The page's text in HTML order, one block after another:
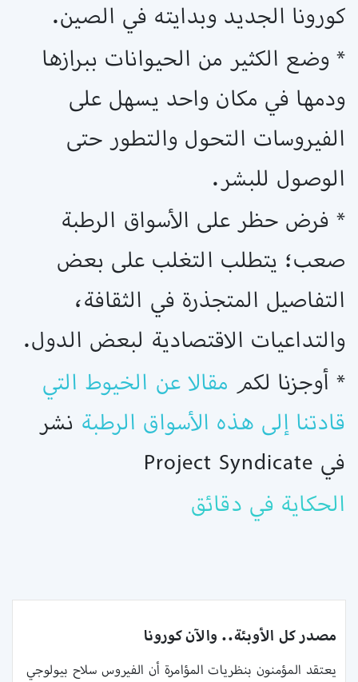
كورونا الجديد وبدايته في الصين.
* وضع الكثير من الحيوانات ببرازها
ودمها في مكان واحد يسهل على
الفيروسات التحول والتطور حتى
الوصول للبشر.
* فرض حظر على الأسواق الرطبة
صعب؛ يتطلب التغلب على بعض
التفاصيل المتجذرة في الثقافة،
والتداعيات الاقتصادية لبعض الدول.
* أوجزنا لكم مقالا عن الخيوط التي
قادتنا إلى هذه الأسواق الرطبة نشر
في Project Syndicate
الحكاية في دقائق
مصدر كل الأوبئة.. والآن كورونا
يعتقد المؤمنون بنظريات المؤامرة أن الفيروس سلاح بيولوجي